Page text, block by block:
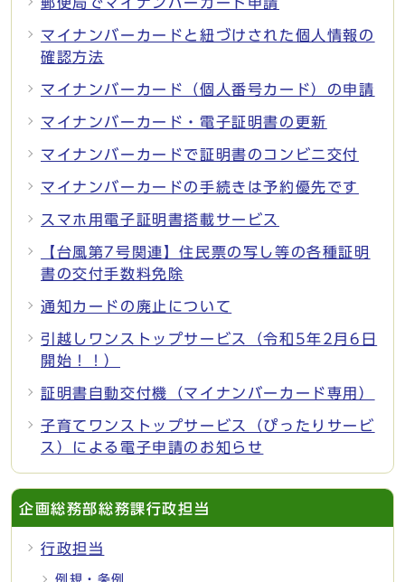
マイナンバーカードと紐づけされた個人情報の
確認方法
マイナンバーカード（個人番号カード）の申請
マイナンバーカード・電子証明書の更新
マイナンバーカードで証明書のコンビニ交付
マイナンバーカードの手続きは予約優先です
スマホ用電子証明書搭載サービス
【台風第7号関連】住民票の写し等の各種証明
書の交付手数料免除
通知カードの廃止について
引越しワンストップサービス（令和5年2月6日
開始！！）
証明書自動交付機（マイナンバーカード専用）
子育てワンストップサービス（ぴったりサービ
ス）による電子申請のお知らせ
企画総務部総務課行政担当
行政担当
例規・条例